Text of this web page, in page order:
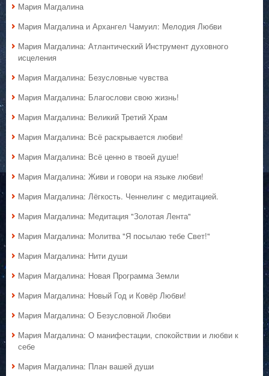
Мария Магдалина
Мария Магдалина и Архангел Чамуил: Мелодия Любви
Мария Магдалина: Атлантический Инструмент духовного
исцеления
Мария Магдалина: Безусловные чувства
Мария Магдалина: Благослови свою жизнь!
Мария Магдалина: Великий Третий Храм
Мария Магдалина: Всё раскрывается любви!
Мария Магдалина: Всё ценно в твоей душе!
Мария Магдалина: Живи и говори на языке любви!
Мария Магдалина: Лёгкость. Ченнелинг с медитацией.
Мария Магдалина: Медитация "Золотая Лента"
Мария Магдалина: Молитва "Я посылаю тебе Свет!"
Мария Магдалина: Нити души
Мария Магдалина: Новая Программа Земли
Мария Магдалина: Новый Год и Ковёр Любви!
Мария Магдалина: О Безусловной Любви
Мария Магдалина: О манифестации, спокойствии и любви к
себе
Мария Магдалина: План вашей души